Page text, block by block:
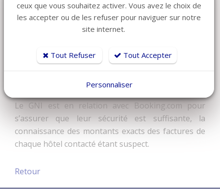
et que vous avez donné des coordonnées, il faut
absolument faire une vérification auprès d’un
prestataire qualifié en cyberattaques, tel notre
Le GNI prend cette arnaque très au sérieux car elle
après mois. Soyez TRES méfiants.
Le GNI est en relation avec Booking.com pour
s’assurer que leur sécurité est suffisante, la
connaissance des montants exacts des factures de
chaque hôtel contacté étant suspect.
Retour
ceux que vous souhaitez activer. Vous avez le choix de
les accepter ou de les refuser pour naviguer sur notre
site internet.
Tout Refuser Tout Accepter
Personnaliser